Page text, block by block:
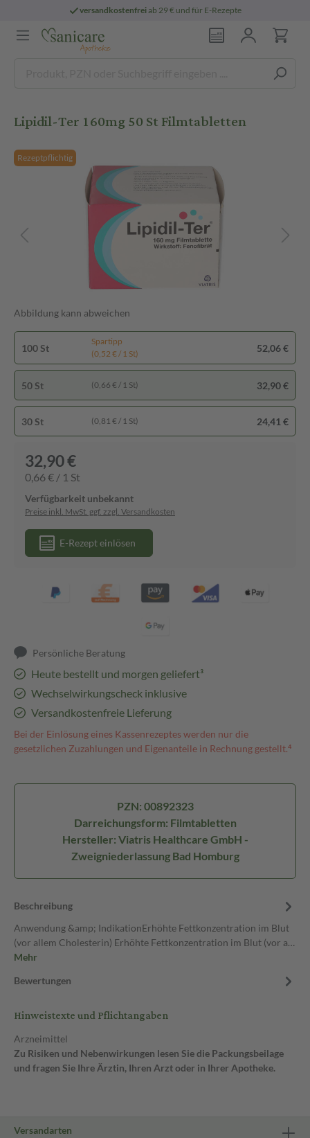
versandkostenfreiab 29 € und für E-Rezepte
Lipidil-Ter 160mg 50 St Filmtabletten
Rezeptpflichtig
Abbildung kann abweichen
100 St
Spartipp
(0,52 € / 1 St)
52,06 €
50 St (0,66 € / 1 St) 32,90 €
30 St (0,81 € / 1 St) 24,41 €
32,90 €
0,66 € / 1 St
Verfügbarkeit unbekannt
Preise inkl. MwSt. ggf. zzgl. Versandkosten
E-Rezept einlösen
Persönliche Beratung
Heute bestellt und morgen geliefert³
Wechselwirkungscheck inklusive
Versandkostenfreie Lieferung
Bei der Einlösung eines Kassenrezeptes werden nur die
gesetzlichen Zuzahlungen und Eigenanteile in Rechnung gestellt.⁴
PZN: 00892323
Darreichungsform: Filmtabletten
Hersteller: Viatris Healthcare GmbH -
Zweigniederlassung Bad Homburg
Beschreibung
Anwendung &amp; IndikationErhöhte Fettkonzentration im Blut
(vor allem Cholesterin) Erhöhte Fettkonzentration im Blut (vor a…
Mehr
Bewertungen
Hinweistexte und Pflichtangaben
Arzneimittel
Zu Risiken und Nebenwirkungen lesen Sie die Packungsbeilage
und fragen Sie Ihre Ärztin, Ihren Arzt oder in Ihrer Apotheke.
Versandarten